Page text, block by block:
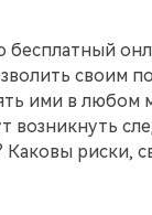
бесплатный
своим
ими в любом
возникнуть
Каковы риски,